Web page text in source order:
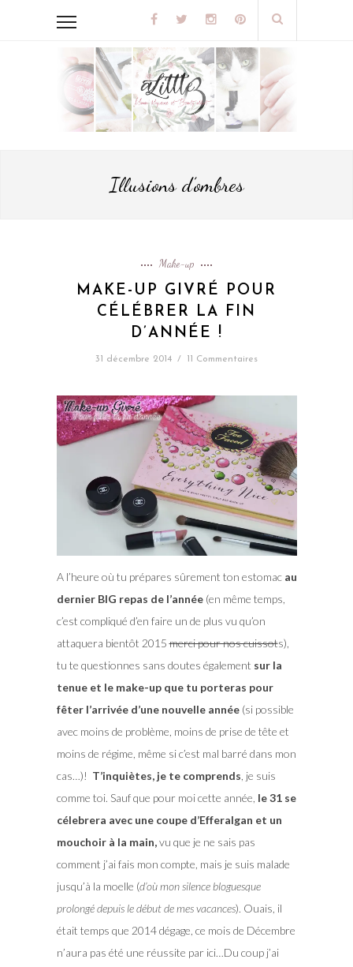
Illusions d’ombres
Make-up
MAKE-UP GIVRÉ POUR
CÉLÉBRER LA FIN
D’ANNÉE !
31 décembre 2014 / 11 Commentaires
A l’heure où tu prépares sûrement ton estomacau
dernier BIG repas de l’année(en même temps,
c’est compliqué d’en faire un de plus vu qu’on
attaquera bientôt 2015merci pour nos cuissots),
tu te questionnes sans doutes également sur la
tenue et le make-up que tu porteras pour
fêter l’arrivée d’une nouvelle année(si possible
avec moins de problème, moins de prise de tête et
moins de régime, même si c’est mal barré dans mon
cas…)! T’inquiètes, je te comprends , je suis
comme toi. Sauf que pour moi cette année, le 31 se
célebrera avec une coupe d’Efferalgan et un
mouchoir à la main,vu que je ne sais pas
comment j’ai fais mon compte, mais je suis malade
jusqu’à la moelle (d’où mon silence bloguesque
prolongé depuis le début de mes vacances). Ouais, il
était temps que 2014 dégage, ce mois de Décembre
n’aura pas été une réussite par ici…Du coup j’ai